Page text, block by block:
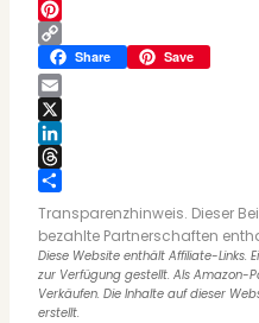
Pinboard
Pinterest
Copy
Link
Share Save
Email
X
LinkedIn
Threads
Teilen
Transparenzhinweis. Dieser
bezahlte Partnerschaften
Diese Website enthält Affiliate-Links.
zur Verfügung gestellt. Als Amazon-
Verkäufen. Die Inhalte auf dieser
erstellt.